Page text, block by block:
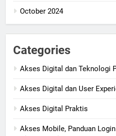
October 2024
Categories
Akses Digital dan Teknologi
Akses Digital dan User
Akses Digital Praktis
Akses Mobile, Panduan